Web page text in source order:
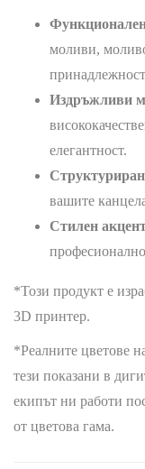
моливи,
Издръжливи
елегантност.
вашите
Стилен
*Този продукт е
3D принтер.
*Реалните цветове
тези показани в
екипът ни работи
от цветова гама.